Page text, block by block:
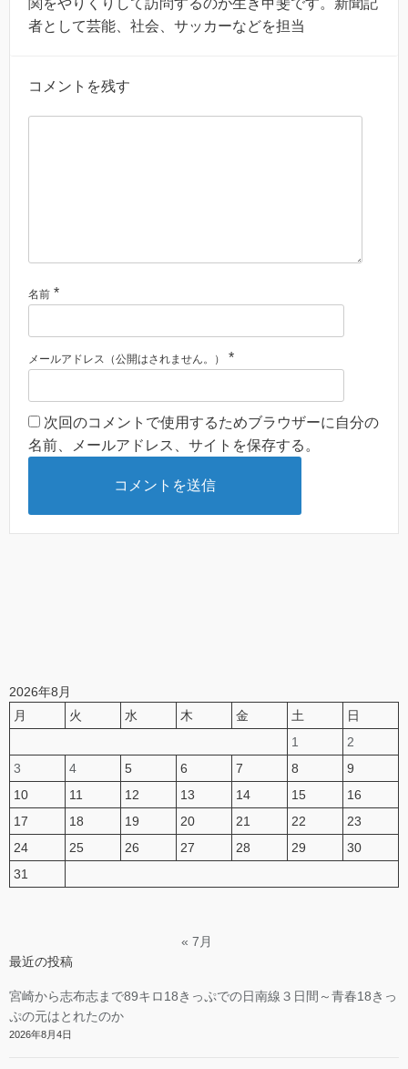
関をやりくりして訪問するのが生き甲斐です。新聞記
者として芸能、社会、サッカーなどを担当
コメントを残す
名前 *
メールアドレス（公開はされません。） *
次回のコメントで使用するためブラウザーに自分の
名前、メールアドレス、サイトを保存する。
2026年8月
月
火 水 木 金 土
日
1
2
3
4 5 6 7 8
9
10
11 12 13 14 15
16
17
18 19 20 21 22
23
24
25 26 27 28 29
30
31
« 7月
最近の投稿
宮崎から志布志まで89キロ18きっぷでの日南線３日間～青春18きっ
ぷの元はとれたのか
2026年8月4日